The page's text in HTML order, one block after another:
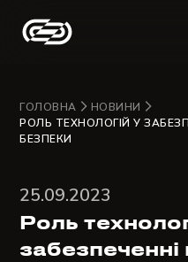
ГОЛОВНА
НОВИНИ
РОЛЬ ТЕХНОЛОГІЙ У
БЕЗПЕКИ
25.09.2023
Роль
забезпеченні